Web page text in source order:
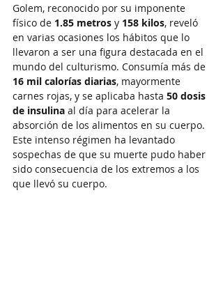
Golem, reconocido por su imponente
físico de 1.85 metros y 158 kilos, reveló
en varias ocasiones los hábitos que lo
llevaron a ser una figura destacada en el
mundo del culturismo. Consumía más de
16 mil calorías diarias, mayormente
carnes rojas, y se aplicaba hasta 50 dosis
de insulina al día para acelerar la
absorción de los alimentos en su cuerpo.
Este intenso régimen ha levantado
sospechas de que su muerte pudo haber
sido consecuencia de los extremos a los
que llevó su cuerpo.